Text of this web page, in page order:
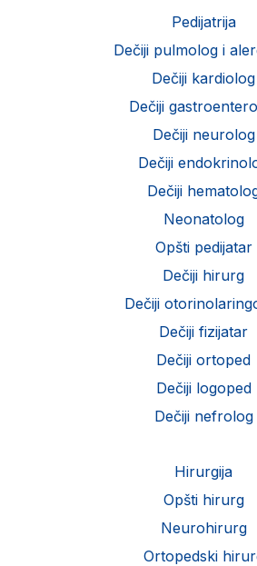
Pedijatrija
Dečiji pulmolog i
Dečiji kardiolog
Dečiji
Dečiji neurolog
Dečiji
Dečiji
Neonatolog
Opšti pedijatar
Dečiji hirurg
Dečiji
Dečiji fizijatar
Dečiji ortoped
Dečiji logoped
Dečiji nefrolog
Hirurgija
Opšti hirurg
Neurohirurg
Ortopedski